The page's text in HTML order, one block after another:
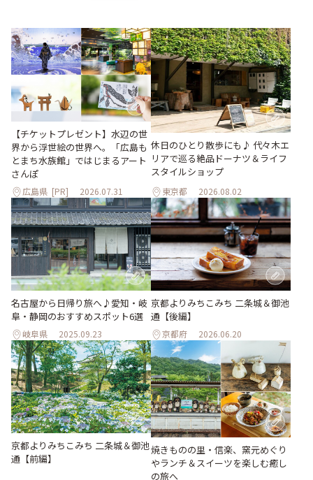
【チケットプレゼント】水辺の世
界から浮世絵の世界へ。「広島も
とまち水族館」ではじまるアート
さんぽ
広島県 [PR] 2026.07.31
休日のひとり散歩にも♪ 代々木エ
リアで巡る絶品ドーナツ＆ライフ
スタイルショップ
東京都 2026.08.02
名古屋から日帰り旅へ♪愛知・岐
阜・静岡のおすすめスポット6選
岐阜県 2025.09.23
京都よりみちこみち 二条城＆御池
通【後編】
京都府 2026.06.20
京都よりみちこみち 二条城＆御池
通【前編】
焼きものの里・信楽、窯元めぐり
やランチ＆スイーツを楽しむ癒し
の旅へ